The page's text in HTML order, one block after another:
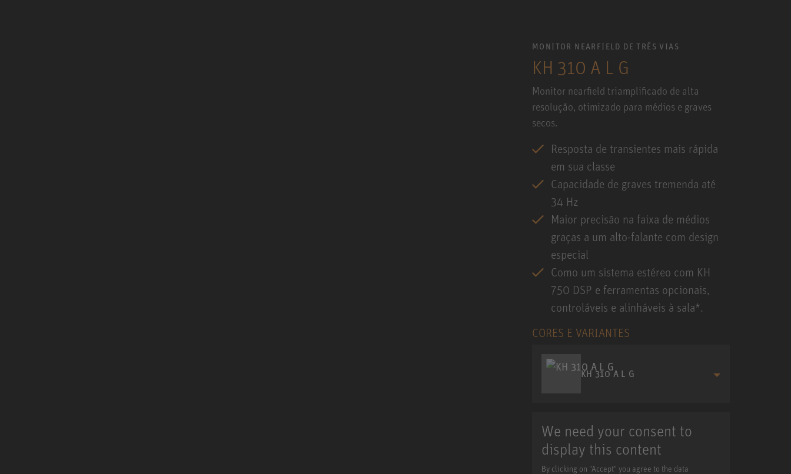
MONITOR NEARFIELD DE TRÊS VIAS
KH 310 A L G
Monitor nearfield triamplificado de alta
resolução, otimizado para médios e graves
secos.
Resposta de transientes mais rápida
em sua classe
Capacidade de graves tremenda até
34 Hz
Maior precisão na faixa de médios
graças a um alto-falante com design
especial
Como um sistema estéreo com KH
750 DSP e ferramentas opcionais,
controláveis e alinháveis à sala*.
CORES E VARIANTES
KH 310 A L G
We need your consent to
display this content
By clicking on "Accept" you agree to the data